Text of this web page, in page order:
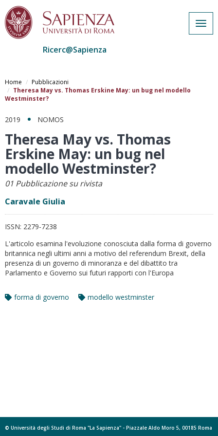
al
contenuto
principale
Ricerc@Sapienza
Home
Pubblicazioni
Theresa May vs. Thomas Erskine May: un bug nel modello
Westminster?
2019 NOMOS
Theresa May vs. Thomas
Erskine May: un bug nel
modello Westminster?
01 Pubblicazione su rivista
Caravale Giulia
ISSN: 2279-7238
L'articolo esamina l'evoluzione conosciuta dalla forma di governo
britannica negli ultimi anni a motivo del referendum Brexit, della
presenza di un governo di minoranza e del dibattito tra
Parlamento e Governo sui futuri rapporti con l'Europa
forma di governo modello westminster
© Università degli Studi di Roma "La Sapienza" - Piazzale Aldo Moro 5, 00185 Roma